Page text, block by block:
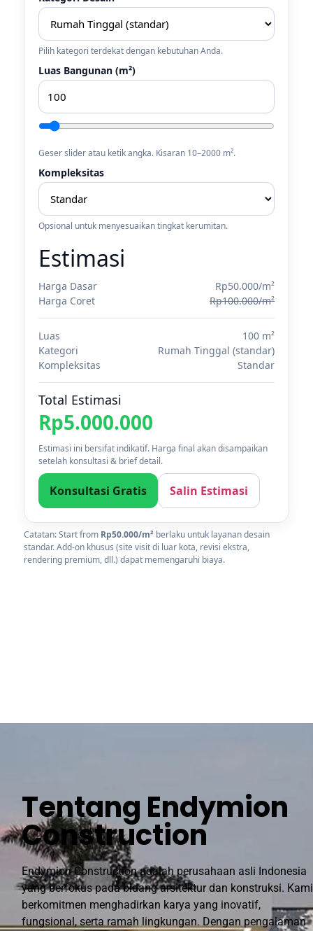
Pilih kategori terdekat dengan kebutuhan Anda.
Luas Bangunan (m²)
Geser slider atau ketik angka. Kisaran 10–2000 m².
Kompleksitas
Opsional untuk menyesuaikan tingkat kerumitan.
Estimasi
Harga Dasar
Rp50.000/m²
Harga Coret
Rp100.000/m²
Luas
100 m²
Kategori
Rumah Tinggal (standar)
Kompleksitas
Standar
Total Estimasi
Rp5.000.000
Estimasi ini bersifat indikatif. Harga final akan disampaikan
setelah konsultasi & brief detail.
Konsultasi Gratis Salin Estimasi
Catatan: Start from Rp50.000/m² berlaku untuk layanan desain
standar. Add-on khusus (site visit di luar kota, revisi ekstra,
rendering premium, dll.) dapat memengaruhi biaya.
Tentang Endymion
Construction
Endymion Construction adalah perusahaan asli Indonesia
yang berfokus pada bidang arsitektur dan konstruksi. Kami
berkomitmen menghadirkan karya yang inovatif,
fungsional, serta ramah lingkungan. Dengan pengalaman